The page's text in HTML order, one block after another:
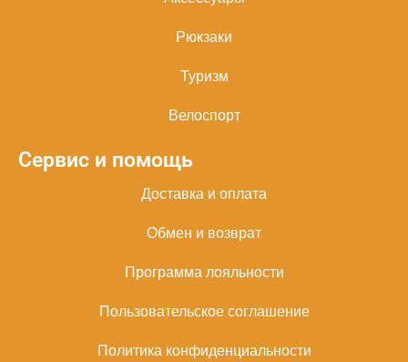
Рюкзаки
Туризм
Велоспорт
Сервис и помощь
Доставка и оплата
Обмен и возврат
Программа лояльности
Пользовательское соглашение
Политика конфиденциальности